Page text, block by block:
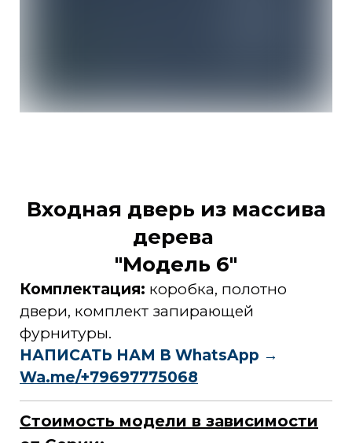
Входная дверь из массива
дерева
"Модель 6"
Комплектация: коробка, полотно
двери, комплект запирающей
фурнитуры.
НАПИСАТЬ НАМ В WhatsApp →
Wa.me/+79697775068
Стоимость модели в зависимости